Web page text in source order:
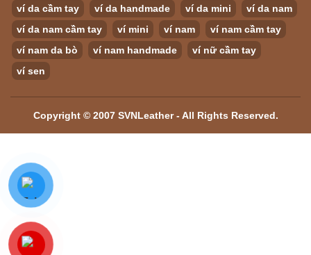
ví da cầm tay
ví da handmade ví da mini
ví da nam
ví da nam cầm tay
ví mini ví nam
ví nam cầm tay
ví nam da bò
ví nam handmade
ví nữ cầm tay
ví sen
Copyright © 2007 SVNLeather - All Rights Reserved.